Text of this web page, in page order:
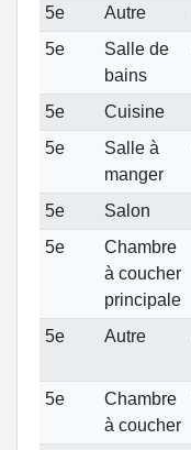
5e
Autre
5e
Salle de
bains
5e Cuisine
5e
Salle à
manger
5e Salon
5e
Chambre
à coucher
principale
5e Autre
5e
Chambre
à coucher